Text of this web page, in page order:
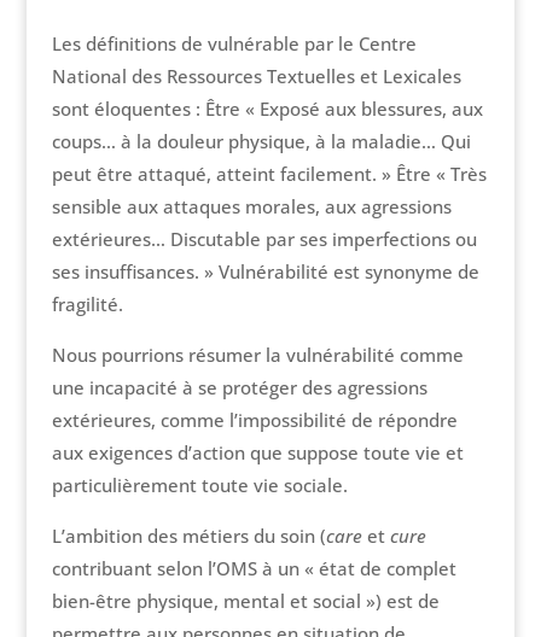
Les définitions de vulnérable par le Centre
National des Ressources Textuelles et Lexicales
sont éloquentes : Être « Exposé aux blessures, aux
coups… à la douleur physique, à la maladie… Qui
peut être attaqué, atteint facilement. » Être « Très
sensible aux attaques morales, aux agressions
extérieures… Discutable par ses imperfections ou
ses insuffisances. » Vulnérabilité est synonyme de
fragilité.
Nous pourrions résumer la vulnérabilité comme
une incapacité à se protéger des agressions
extérieures, comme l’impossibilité de répondre
aux exigences d’action que suppose toute vie et
particulièrement toute vie sociale.
L’ambition des métiers du soin (careet cure
contribuant selon l’OMS à un « état de complet
bien-être physique, mental et social ») est de